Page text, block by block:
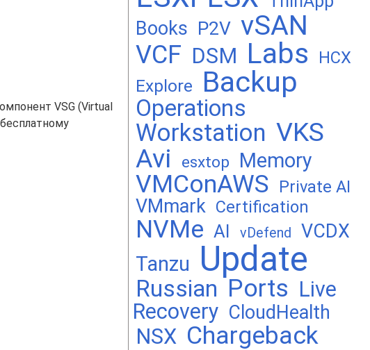
VSG (Virtual
Books P2V vSAN
VCF DSM Labs HCX
Explore Backup
Operations
Workstation VKS
Avi
esxtop Memory
VMConAWS Private AI
VMmark Certification
NVMe AI vDefend VCDX
Tanzu Update
Russian Ports Live
Recovery CloudHealth
NSX Chargeback